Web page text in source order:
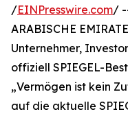
/EINPresswire.com/
ARABISCHE
Unternehmer,
offiziell SPIEGEL-
„Vermögen ist kein
auf die aktuelle